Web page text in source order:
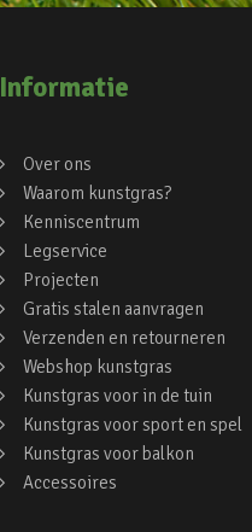
Informatie
Over ons
Waarom kunstgras?
Kenniscentrum
Legservice
Projecten
Gratis stalen aanvragen
Verzenden en retourneren
Webshop kunstgras
Kunstgras voor in de tuin
Kunstgras voor sport en spel
Kunstgras voor balkon
Accessoires